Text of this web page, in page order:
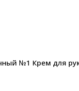
№1 Крем для рук